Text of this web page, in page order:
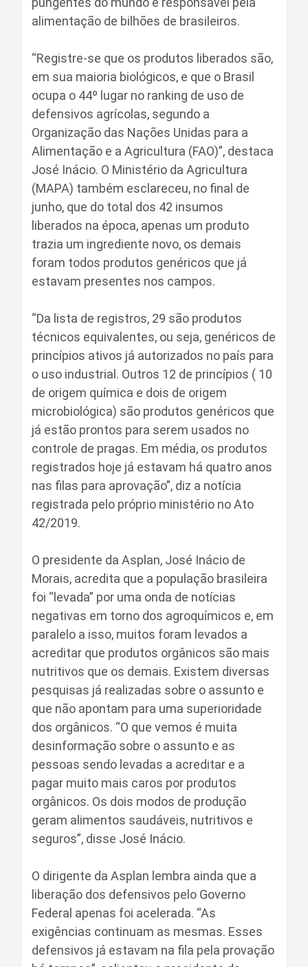
alimentação de bilhões de brasileiros.
“Registre-se que os produtos liberados são,
em sua maioria biológicos, e que o Brasil
ocupa o 44º lugar no ranking de uso de
defensivos agrícolas, segundo a
Organização das Nações Unidas para a
Alimentação e a Agricultura (FAO)”, destaca
José Inácio. O Ministério da Agricultura
(MAPA) também esclareceu, no final de
junho, que do total dos 42 insumos
liberados na época, apenas um produto
trazia um ingrediente novo, os demais
foram todos produtos genéricos que já
estavam presentes nos campos.
“Da lista de registros, 29 são produtos
técnicos equivalentes, ou seja, genéricos de
princípios ativos já autorizados no país para
o uso industrial. Outros 12 de princípios ( 10
de origem química e dois de origem
microbiológica) são produtos genéricos que
já estão prontos para serem usados no
controle de pragas. Em média, os produtos
registrados hoje já estavam há quatro anos
nas filas para aprovação”, diz a notícia
registrada pelo próprio ministério no Ato
42/2019.
O presidente da Asplan, José Inácio de
Morais, acredita que a população brasileira
foi “levada” por uma onda de notícias
negativas em torno dos agroquímicos e, em
paralelo a isso, muitos foram levados a
acreditar que produtos orgânicos são mais
nutritivos que os demais. Existem diversas
pesquisas já realizadas sobre o assunto e
que não apontam para uma superioridade
dos orgânicos. “O que vemos é muita
desinformação sobre o assunto e as
pessoas sendo levadas a acreditar e a
pagar muito mais caros por produtos
orgânicos. Os dois modos de produção
geram alimentos saudáveis, nutritivos e
seguros”, disse José Inácio.
O dirigente da Asplan lembra ainda que a
liberação dos defensivos pelo Governo
Federal apenas foi acelerada. “As
exigências continuam as mesmas. Esses
defensivos já estavam na fila pela provação